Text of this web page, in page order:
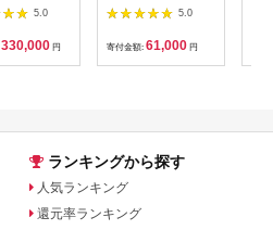
5.0
330,000 円
「住箱-jyubako-」ペ
ア宿泊チケット
5.0
寄付金額: 61,000 円
ランキングから探す
人気ランキング
還元率ランキング